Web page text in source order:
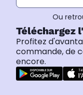
Ou
Téléchargez
Profitez
commande, de
encore.